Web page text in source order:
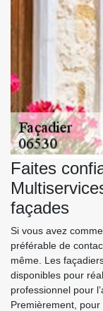
Faites
façades
Si vous avez
préférable de
même. Les
disponibles pour
professionnel pour
Premièrement,